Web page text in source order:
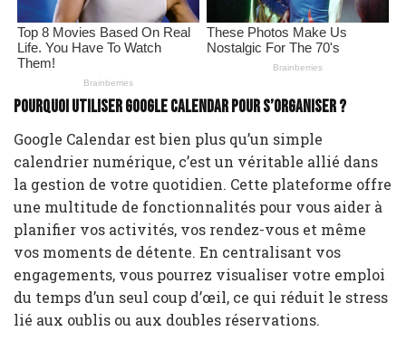
Pourquoi utiliser Google Calendar pour s’organiser ?
Google Calendar est bien plus qu’un simple
calendrier numérique, c’est un véritable allié dans
la gestion de votre quotidien. Cette plateforme offre
une multitude de fonctionnalités pour vous aider à
planifier vos activités, vos rendez-vous et même
vos moments de détente. En centralisant vos
engagements, vous pourrez visualiser votre emploi
du temps d’un seul coup d’œil, ce qui réduit le stress
lié aux oublis ou aux doubles réservations.